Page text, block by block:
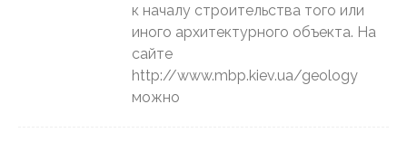
к началу строительства того или
иного архитектурного объекта. На
сайте
http://www.mbp.kiev.ua/geology
можно